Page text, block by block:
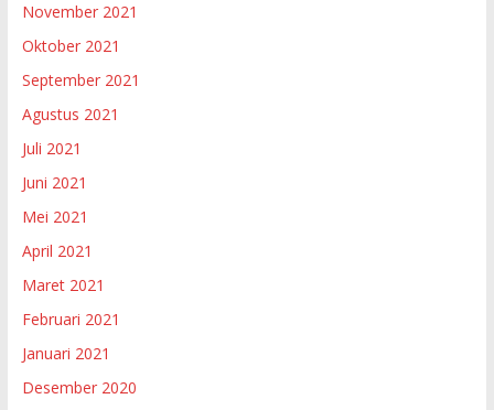
November 2021
Oktober 2021
September 2021
Agustus 2021
Juli 2021
Juni 2021
Mei 2021
April 2021
Maret 2021
Februari 2021
Januari 2021
Desember 2020